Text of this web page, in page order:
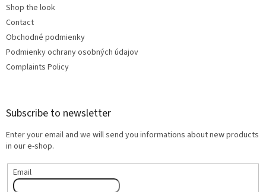
Shop the look
Contact
Obchodné podmienky
Podmienky ochrany osobných údajov
Complaints Policy
Subscribe to newsletter
Enter your email and we will send you informations about new products
in our e-shop.
Email